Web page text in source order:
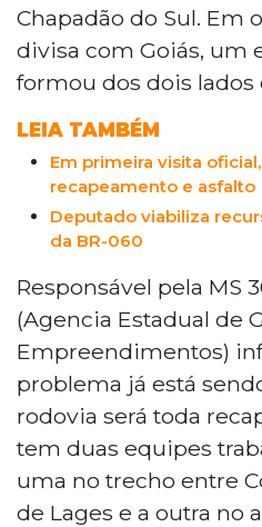
Chapadão do Sul. Em
divisa com Goiás, um
formou dos dois lados
LEIA TAMBÉM
Em primeira visita
recapeamento e asfalto
Deputado viabiliza
da BR-060
Responsável pela MS
(Agencia Estadual de
Empreendimentos)
problema já está
rodovia será toda
tem duas equipes
uma no trecho entre
de Lages e a outra no